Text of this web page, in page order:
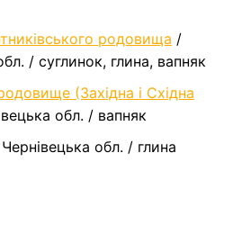
родовища /
/ суглинок, глина, вапняк
(Західна і Східна
обл. / вапняк
обл. / глина